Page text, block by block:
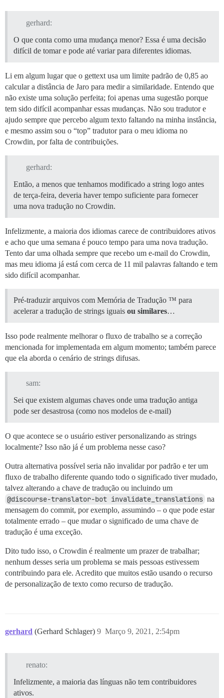
gerhard:
O que conta como uma mudança menor? Essa é uma decisão
difícil de tomar e pode até variar para diferentes idiomas.
Li em algum lugar que o gettext usa um limite padrão de 0,85 ao
calcular a distância de Jaro para medir a similaridade. Entendo que
não existe uma solução perfeita; foi apenas uma sugestão porque
tem sido difícil acompanhar essas mudanças. Não sou tradutor e
ajudo sempre que percebo algum texto faltando na minha instância,
e mesmo assim sou o “top” tradutor para o meu idioma no
Crowdin, por falta de contribuições.
gerhard:
Então, a menos que tenhamos modificado a string logo antes
de terça-feira, deveria haver tempo suficiente para fornecer
uma nova tradução no Crowdin.
Infelizmente, a maioria dos idiomas carece de contribuidores ativos
e acho que uma semana é pouco tempo para uma nova tradução.
Tento dar uma olhada sempre que recebo um e-mail do Crowdin,
mas meu idioma já está com cerca de 11 mil palavras faltando e tem
sido difícil acompanhar.
Pré-traduzir arquivos com Memória de Tradução ™ para
acelerar a tradução de strings iguais ou similares…
Isso pode realmente melhorar o fluxo de trabalho se a correção
mencionada for implementada em algum momento; também parece
que ela aborda o cenário de strings difusas.
sam:
Sei que existem algumas chaves onde uma tradução antiga
pode ser desastrosa (como nos modelos de e-mail)
O que acontece se o usuário estiver personalizando as strings
localmente? Isso não já é um problema nesse caso?
Outra alternativa possível seria não invalidar por padrão e ter um
fluxo de trabalho diferente quando todo o significado tiver mudado,
talvez alterando a chave de tradução ou incluindo um
@discourse-translator-bot invalidate_translations na
mensagem do commit, por exemplo, assumindo – o que pode estar
totalmente errado – que mudar o significado de uma chave de
tradução é uma exceção.
Dito tudo isso, o Crowdin é realmente um prazer de trabalhar;
nenhum desses seria um problema se mais pessoas estivessem
contribuindo para ele. Acredito que muitos estão usando o recurso
de personalização de texto como recurso de tradução.
gerhard (Gerhard Schlager) Março 9, 2021, 2:54pm
9
renato:
Infelizmente, a maioria das línguas não tem contribuidores
ativos.